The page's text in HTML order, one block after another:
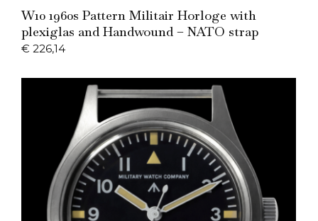
W10 1960s Pattern Militair Horloge with
plexiglas and Handwound – NATO strap
€ 226,14